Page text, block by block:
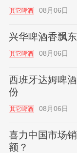
其它啤酒 08月06日
兴华啤酒香飘
其它啤酒 08月06日
西班牙达姆啤
份
其它啤酒 08月06日
喜力中国市场
额？